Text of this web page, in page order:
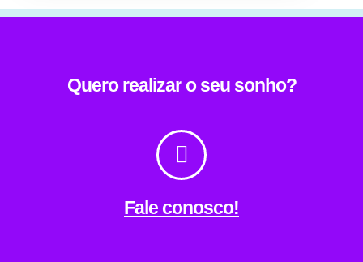
Quero realizar o seu sonho?
Fale conosco!